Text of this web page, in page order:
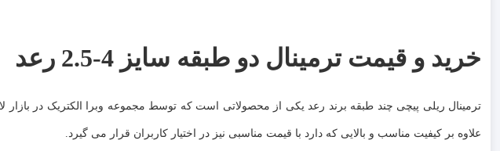
خرید و قیمت ترمینال دو طبقه سایز 4-2.5 رعد
ترمینال ریلی پیچی چند طبقه برند رعد یکی از محصولاتی است که توسط مجموعه وبرا الکتریک در بازار
علاوه بر کیفیت مناسب و بالایی که دارد با قیمت مناسبی نیز در اختیار کاربران قرار می گیرد.